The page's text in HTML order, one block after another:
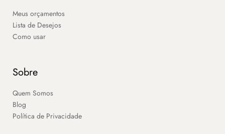
Meus orçamentos
Lista de Desejos
Como usar
Sobre
Quem Somos
Blog
Política de Privacidade